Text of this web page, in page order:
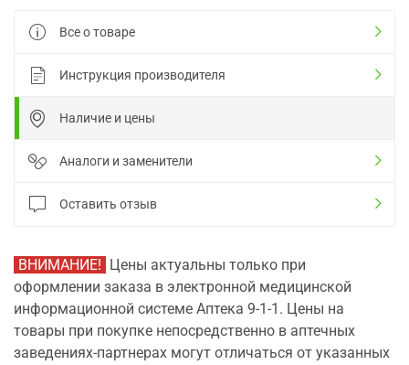
Все о товаре
Инструкция производителя
Наличие и цены
Аналоги и заменители
Оставить отзыв
ВНИМАНИЕ! Цены актуальны только при
оформлении заказа в электронной медицинской
информационной системе Аптека 9-1-1. Цены на
товары при покупке непосредственно в аптечных
заведениях-партнерах могут отличаться от указанных